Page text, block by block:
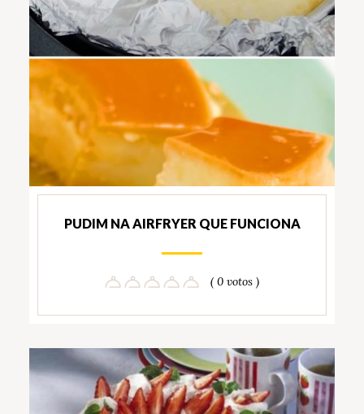
PUDIM NA AIRFRYER QUE FUNCIONA
( 0 votos )